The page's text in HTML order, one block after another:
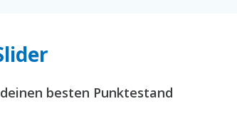
besten Punktestand